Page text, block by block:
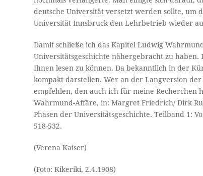
deutsche Universität versetzt werden sollte, um
Universität Innsbruck den Lehrbetrieb wieder
Damit schließe ich das Kapitel Ludwig
Universitätsgeschichte nähergebracht zu
Ihnen lesen zu können. Da bekanntlich in der
kompakt darstellen. Wer an der Langversion
empfehlen, den auch ich für meine Recherchen
Wahrmund-Affäre, in: Margret Friedrich/ Dirk
Phasen der Universitätsgeschichte. Teilband 1:
518-532.
(Verena Kaiser)
(Foto: Kikeriki, 2.4.1908)